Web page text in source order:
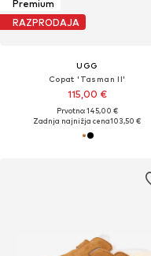
Premium
RAZPRODAJA
UGG
Copat 'Tasman II'
115,00 €
Prvotno: 145,00 €
Zadnja najnižja cena103,50 €